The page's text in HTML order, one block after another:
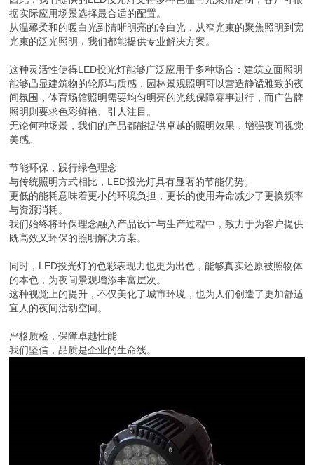
据实际应用场景选择最合适的配置。
从温馨柔和的暖白光到清晰明亮的冷白光，从窄光束的聚焦照明到宽
光束的泛光照明，我们都能提供专业解决方案。
这种灵活性使得LED投光灯能够广泛应用于多种场合：建筑立面照明
能够凸显建筑物的轮廓与质感，园林景观照明可以营造静谧雅致的夜
间氛围，体育场馆照明需要均匀明亮的光线保障赛事进行，而广告牌
照明则要求色彩鲜艳、引人注目。
无论何种场景，我们的产品都能提供卓越的照明效果，增强夜间视觉
美感。
节能环保，践行绿色理念
与传统照明方式相比，LED投光灯具有显著的节能优势。
更低的能耗意味着更小的环境负担，更长的使用寿命减少了更换频率
与资源消耗。
我们始终将环保理念融入产品设计与生产过程中，致力于为客户提供
既高效又环保的照明解决方案。
同时，LED投光灯的色彩表现力也更为出色，能够真实还原被照物体
的本色，为夜间景观增添丰富层次。
这种视觉上的提升，不仅美化了城市环境，也为人们创造了更加舒适
宜人的夜间活动空间。
严格质检，保障卓越性能
我们坚信，品质是企业的生命线。